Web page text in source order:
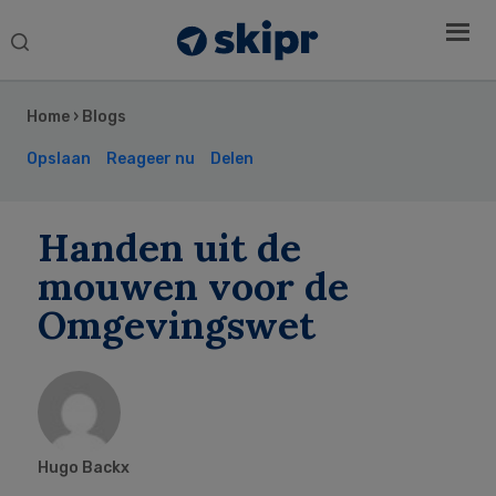
Search
Home › Blogs
Opslaan Reageer nu Delen
Handen uit de
mouwen voor de
Omgevingswet
Hugo Backx
Sidebar